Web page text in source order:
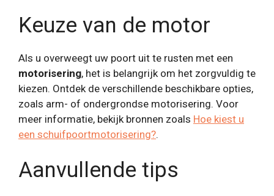
Keuze van de motor
Als u overweegt uw poort uit te rusten met een
motorisering, het is belangrijk om het zorgvuldig te
kiezen. Ontdek de verschillende beschikbare opties,
zoals arm- of ondergrondse motorisering. Voor
meer informatie, bekijk bronnen zoals Hoe kiest u
een schuifpoortmotorisering?.
Aanvullende tips